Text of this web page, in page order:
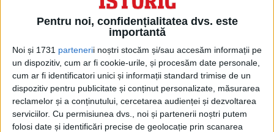
Pentru noi, confidențialitatea dvs. este
importantă
Noi și 1731 partenerii noștri stocăm și/sau accesăm informații pe
un dispozitiv, cum ar fi cookie-urile, și procesăm date personale,
cum ar fi identificatori unici și informații standard trimise de un
dispozitiv pentru publicitate și conținut personalizate, măsurarea
reclamelor și a conținutului, cercetarea audienței și dezvoltarea
serviciilor. Cu permisiunea dvs., noi și partenerii noștri putem
folosi date și identificări precise de geolocație prin scanarea
cerere...